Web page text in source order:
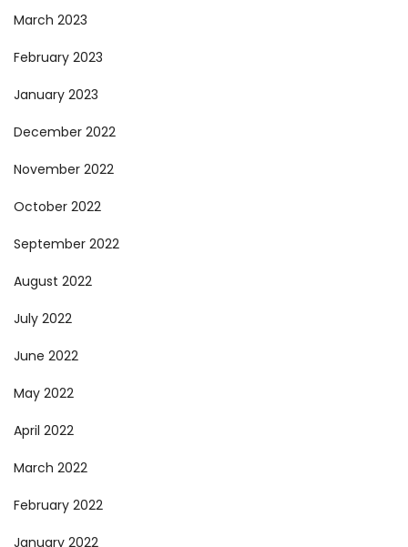
March 2023
February 2023
January 2023
December 2022
November 2022
October 2022
September 2022
August 2022
July 2022
June 2022
May 2022
April 2022
March 2022
February 2022
January 2022